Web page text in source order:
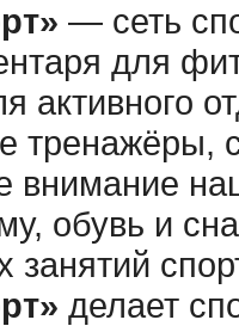
— сеть
для
активного
тренажёры,
внимание
обувь и
занятий
делает